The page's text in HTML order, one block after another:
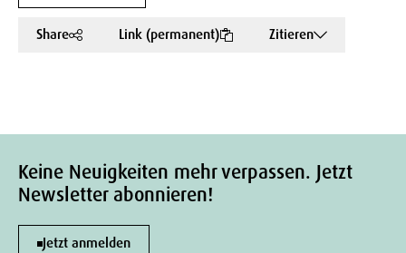
Share Link (permanent) Zitieren
Keine Neuigkeiten mehr verpassen. Jetzt
Newsletter abonnieren!
Jetzt anmelden